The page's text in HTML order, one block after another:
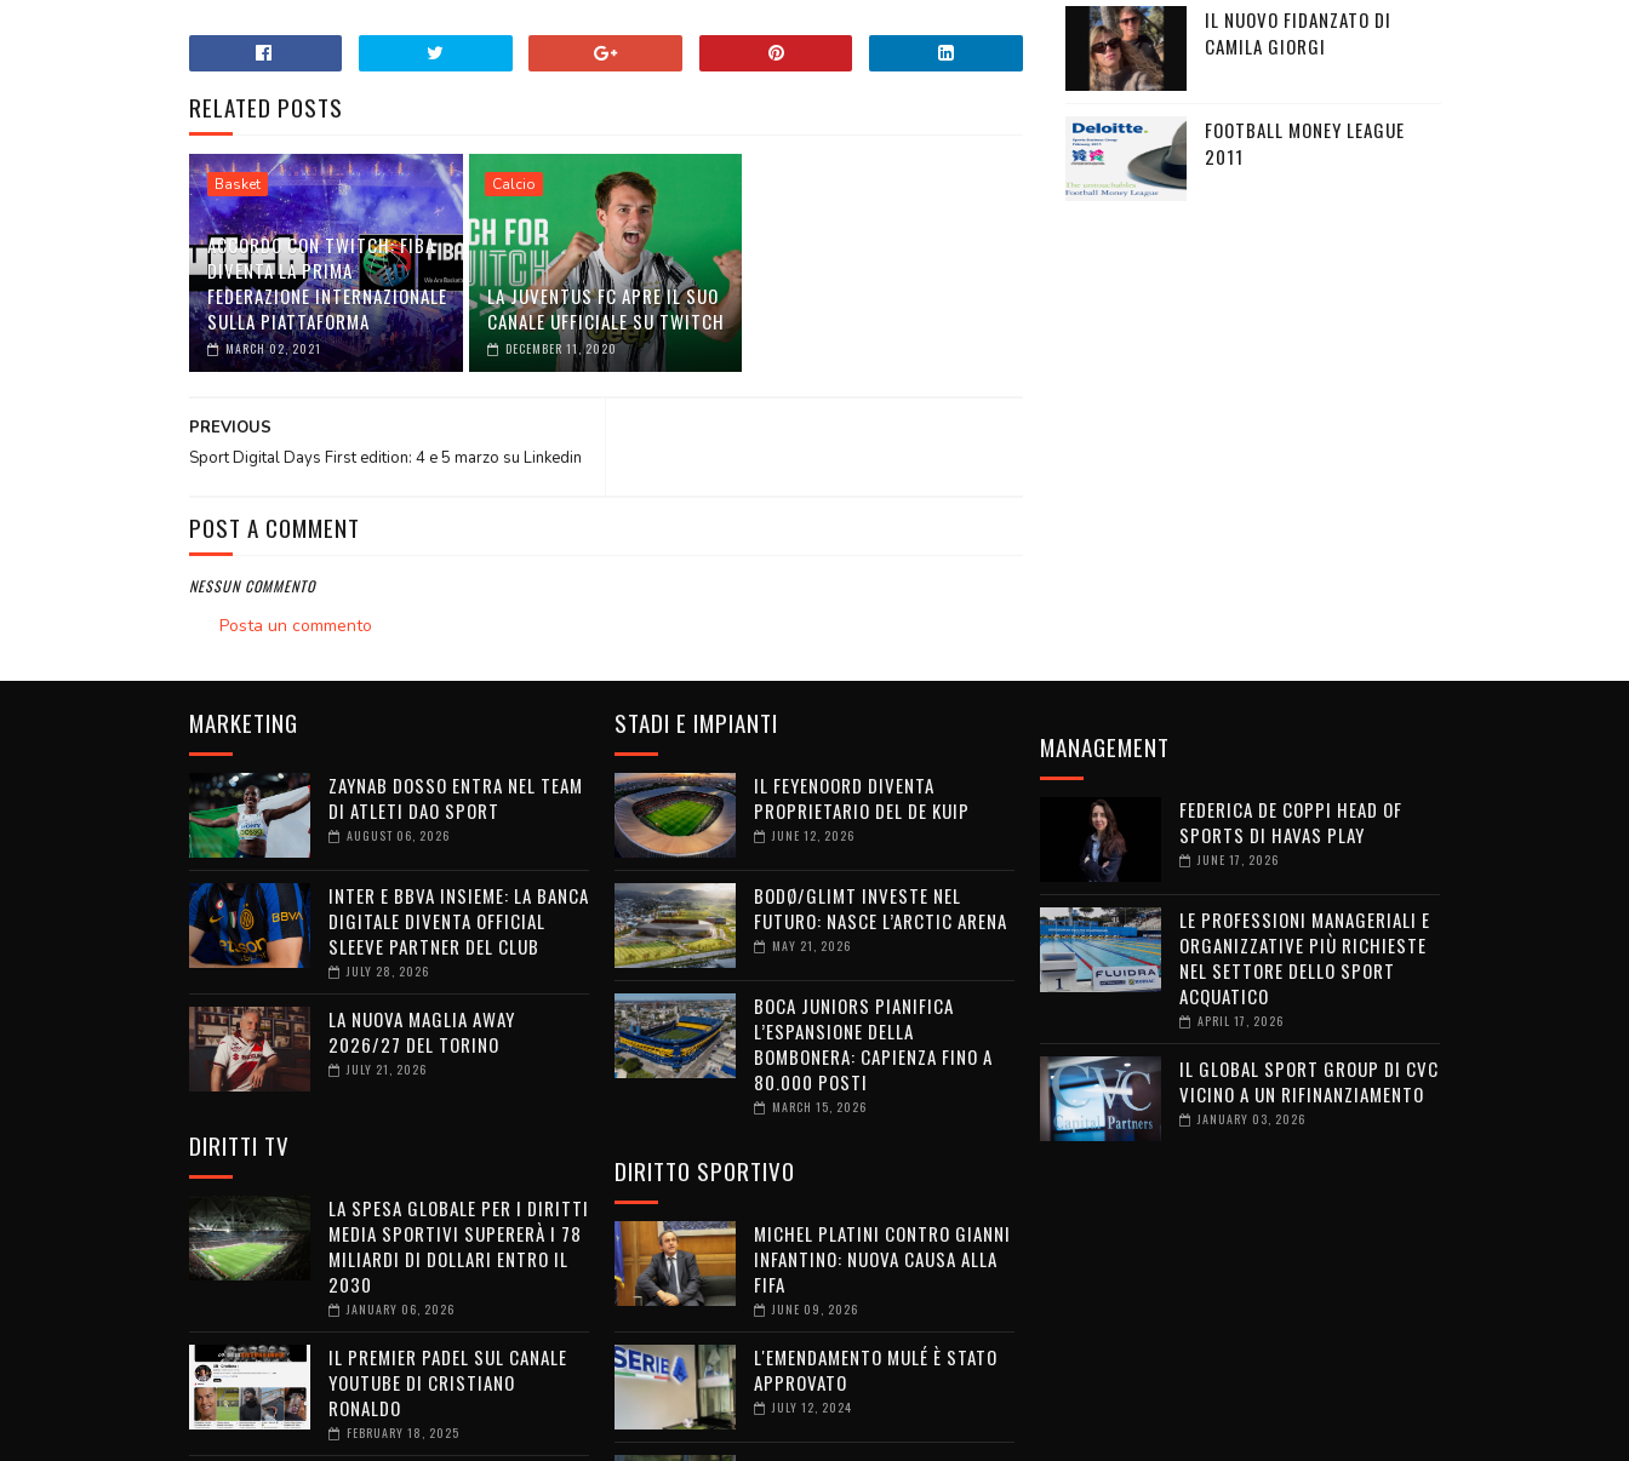
RELATED POSTS
Basket
ACCORDO CON TWITCH: FIBA
DIVENTA LA PRIMA
FEDERAZIONE INTERNAZIONALE
SULLA PIATTAFORMA
MARCH 02, 2021
Calcio
LA JUVENTUS FC APRE IL SUO
CANALE UFFICIALE SU TWITCH
DECEMBER 11, 2020
PREVIOUS
Sport Digital Days First edition: 4 e 5 marzo su Linkedin
POST A COMMENT
NESSUN COMMENTO
Posta un commento
IL NUOVO FIDANZATO DI
CAMILA GIORGI
FOOTBALL MONEY LEAGUE
2011
MARKETING
ZAYNAB DOSSO ENTRA NEL TEAM
DI ATLETI DAO SPORT
AUGUST 06, 2026
INTER E BBVA INSIEME: LA BANCA
DIGITALE DIVENTA OFFICIAL
SLEEVE PARTNER DEL CLUB
JULY 28, 2026
LA NUOVA MAGLIA AWAY
2026/27 DEL TORINO
JULY 21, 2026
DIRITTI TV
LA SPESA GLOBALE PER I DIRITTI
MEDIA SPORTIVI SUPERERÀ I 78
MILIARDI DI DOLLARI ENTRO IL
2030
JANUARY 06, 2026
IL PREMIER PADEL SUL CANALE
YOUTUBE DI CRISTIANO
RONALDO
FEBRUARY 18, 2025
STADI E IMPIANTI
IL FEYENOORD DIVENTA
PROPRIETARIO DEL DE KUIP
JUNE 12, 2026
BODØ/GLIMT INVESTE NEL
FUTURO: NASCE L’ARCTIC ARENA
MAY 21, 2026
BOCA JUNIORS PIANIFICA
L’ESPANSIONE DELLA
BOMBONERA: CAPIENZA FINO A
80.000 POSTI
MARCH 15, 2026
DIRITTO SPORTIVO
MICHEL PLATINI CONTRO GIANNI
INFANTINO: NUOVA CAUSA ALLA
FIFA
JUNE 09, 2026
L'EMENDAMENTO MULÉ È STATO
APPROVATO
JULY 12, 2024
MANAGEMENT
FEDERICA DE COPPI HEAD OF
SPORTS DI HAVAS PLAY
JUNE 17, 2026
LE PROFESSIONI MANAGERIALI E
ORGANIZZATIVE PIÙ RICHIESTE
NEL SETTORE DELLO SPORT
ACQUATICO
APRIL 17, 2026
IL GLOBAL SPORT GROUP DI CVC
VICINO A UN RIFINANZIAMENTO
JANUARY 03, 2026